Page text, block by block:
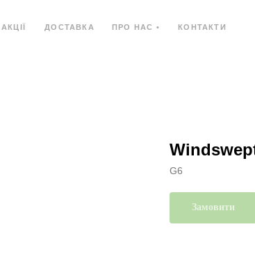
АКЦІЇ ДОСТАВКА ПРО НАС • КОНТАКТИ
G6
Замовити